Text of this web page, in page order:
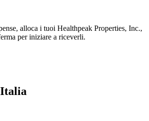
alloca i tuoi Healthpeak Properties, Inc.,
per iniziare a riceverli.